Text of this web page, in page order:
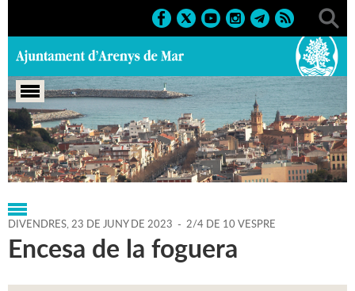
Portada > Regidories > Cultura > Agenda > 23-06-2023
DIVENDRES,23 DE JUNY DE 2023 - 2/4 DE 10 VESPRE
Encesa de la foguera